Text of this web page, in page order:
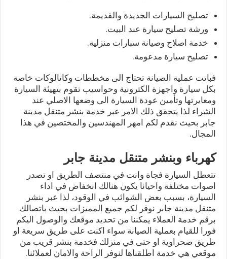
تصليح السيارات الجديدة والقديمة.
ورشة تصليح سيارة عند البيت.
خدمة اصلاح وصيانة سبارات منزلية.
تصليح سيارة مدعومة.
فباتت عملية الصيانة تحتاج الى مخططات وكاتالوكات خاصة
بكل سيارة واجهزة الكترونية وحواسيب تقوم بتهيئة السيارة
ومعايرتها وتأمين عودة السيارة الى وضعها الاصلي عند
الشراء لذا يتحقق ذلك الامر عبر خدمة بنشر متنقل مدينة
جابر بحيث نقدم لكم امهر المهندسين والمختصين في هذا
المجال.
كهرباء وبنشر متنقل مدينة جابر
تتعطل السيارة فجاة وانت في منتصف الطريق او تصدر
اصوات مختلفة واحيانا يكون هنالك انخفاض في اداء
السيارة، بسبب بعض الشوائب في الوقود، لذا عبر بنشر
متنقل مدينة جابر نوفر لكم جميع المميزات بحيث باتصالك
برقم خدمة العملاء يمكننا من تحديد موقعك والوصول اليكم
فورا للقيام بعملية الصيانة سواء اكنت على طريق سريعة او
طريق صحراوية او حتى في منزلك فخدمة بنشر قريب من
موقعي هي خدمة اطلقناها لنوفر الراحة والامان لعملائنا.